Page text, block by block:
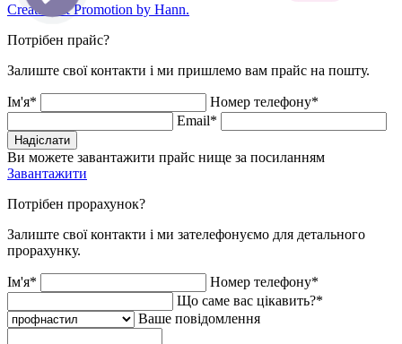
Creation & Promotion by Hann.
Потрібен прайс?
Залиште свої контакти і ми пришлемо вам прайс на пошту.
Ім'я*
Номер телефону*
Email*
Надіслати
Ви можете завантажити прайс нище за посиланням
Завантажити
Потрібен прорахунок?
Залиште свої контакти і ми зателефонуємо для детального
прорахунку.
Ім'я*
Номер телефону*
Що саме вас цікавить?*
Ваше повідомлення